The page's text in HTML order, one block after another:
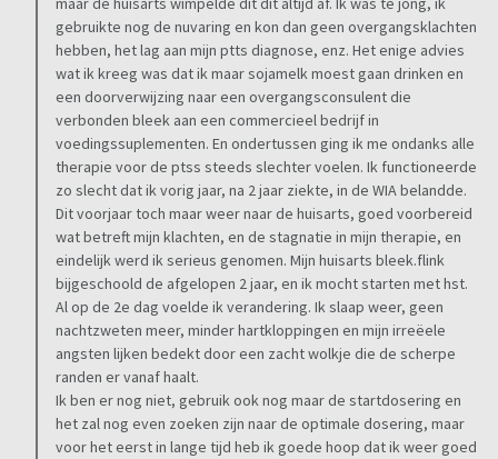
gebruikte nog de nuvaring en kon dan geen overgangsklachten
hebben, het lag aan mijn ptts diagnose, enz. Het enige advies
wat ik kreeg was dat ik maar sojamelk moest gaan drinken en
een doorverwijzing naar een overgangsconsulent die
verbonden bleek aan een commercieel bedrijf in
voedingssuplementen. En ondertussen ging ik me ondanks alle
therapie voor de ptss steeds slechter voelen. Ik functioneerde
zo slecht dat ik vorig jaar, na 2 jaar ziekte, in de WIA belandde.
Dit voorjaar toch maar weer naar de huisarts, goed voorbereid
wat betreft mijn klachten, en de stagnatie in mijn therapie, en
eindelijk werd ik serieus genomen. Mijn huisarts bleek.flink
bijgeschoold de afgelopen 2 jaar, en ik mocht starten met hst.
Al op de 2e dag voelde ik verandering. Ik slaap weer, geen
nachtzweten meer, minder hartkloppingen en mijn irreëele
angsten lijken bedekt door een zacht wolkje die de scherpe
randen er vanaf haalt.
Ik ben er nog niet, gebruik ook nog maar de startdosering en
het zal nog even zoeken zijn naar de optimale dosering, maar
voor het eerst in lange tijd heb ik goede hoop dat ik weer goed